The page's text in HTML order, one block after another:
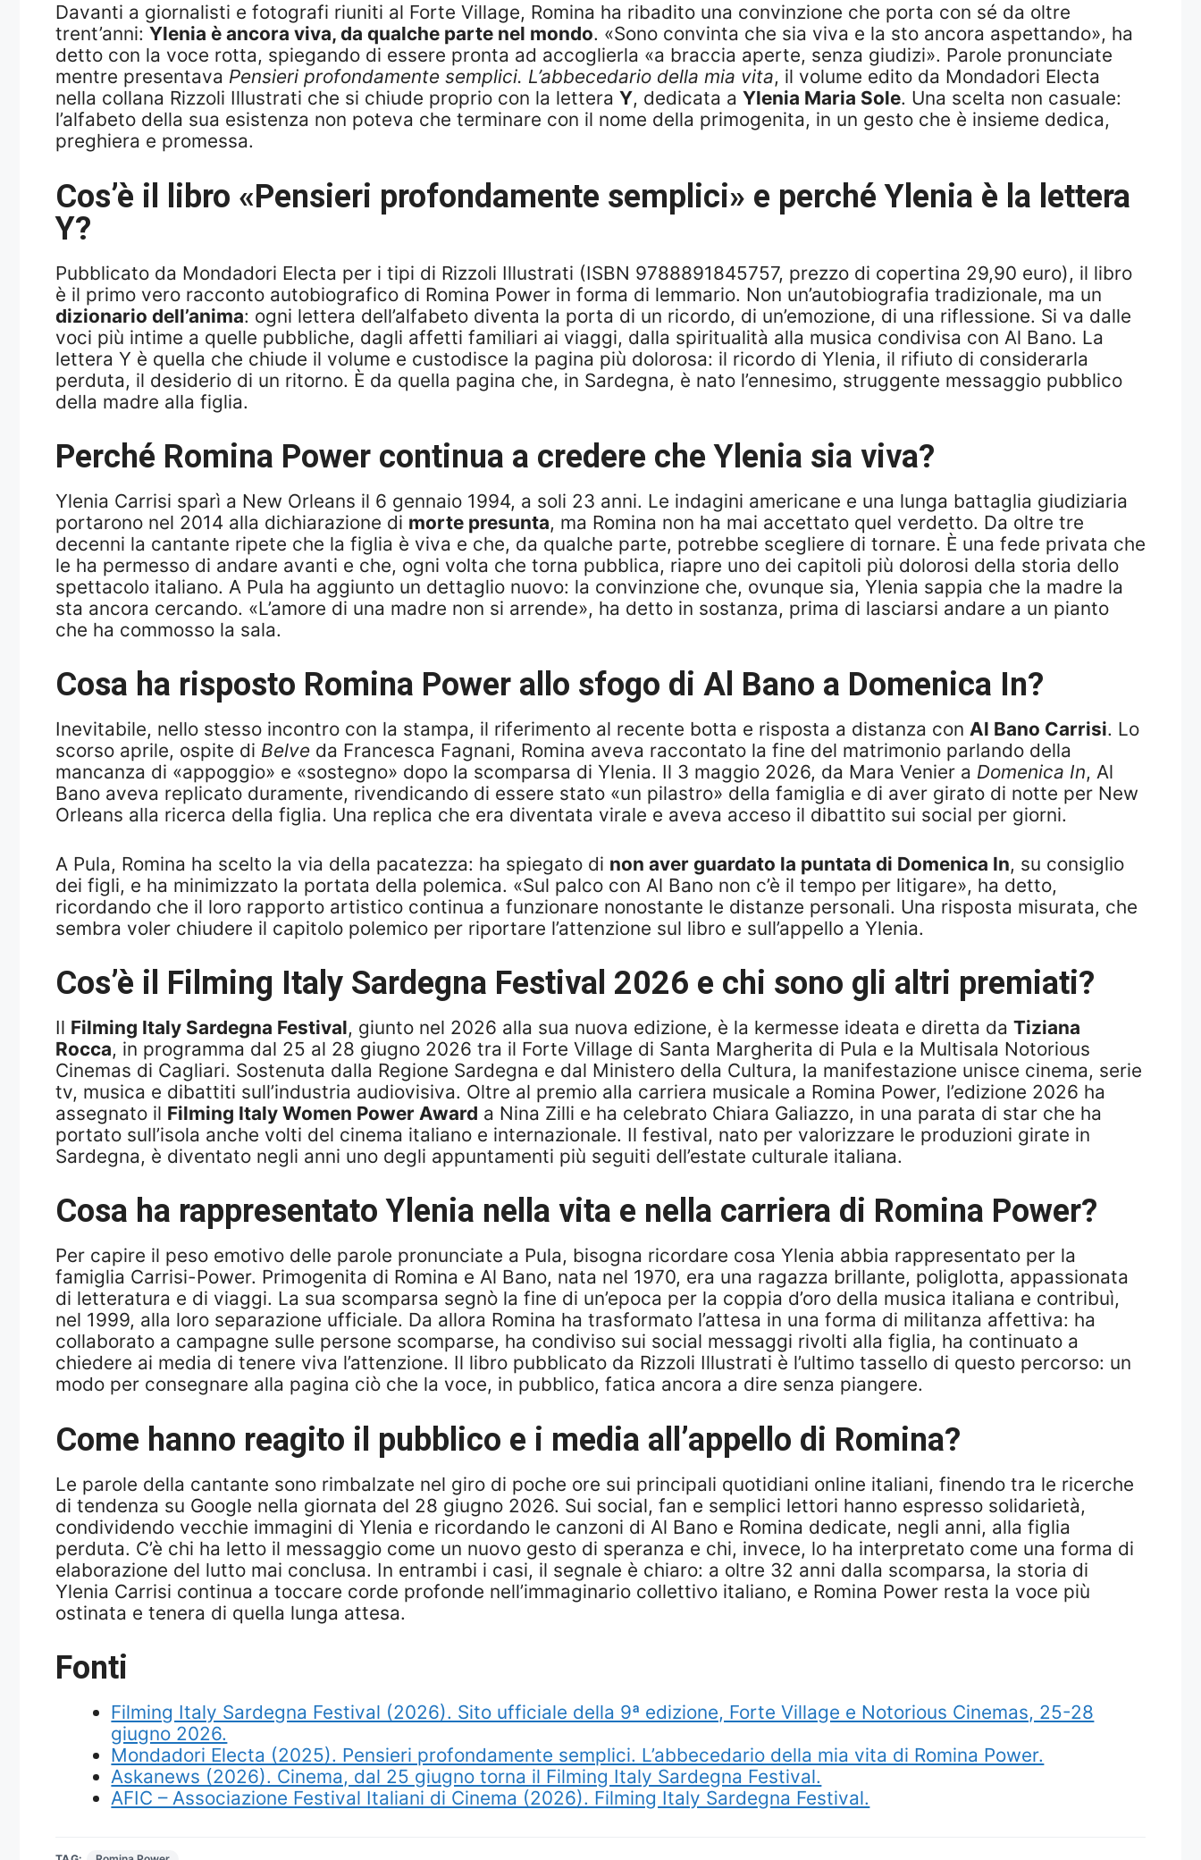
Davanti a giornalisti e fotografi riuniti al Forte Village, Romina ha ribadito una convinzione che porta con sé da oltre
trent’anni: Ylenia è ancora viva, da qualche parte nel mondo. «Sono convinta che sia viva e la sto ancora aspettando», ha
detto con la voce rotta, spiegando di essere pronta ad accoglierla «a braccia aperte, senza giudizi». Parole pronunciate
mentre presentava Pensieri profondamente semplici. L’abbecedario della mia vita, il volume edito da Mondadori Electa
nella collana Rizzoli Illustrati che si chiude proprio con la lettera Y, dedicata a Ylenia Maria Sole. Una scelta non casuale:
l’alfabeto della sua esistenza non poteva che terminare con il nome della primogenita, in un gesto che è insieme dedica,
preghiera e promessa.
Cos’è il libro «Pensieri profondamente semplici» e perché Ylenia è la lettera
Y?
Pubblicato da Mondadori Electa per i tipi di Rizzoli Illustrati (ISBN 9788891845757, prezzo di copertina 29,90 euro), il libro
è il primo vero racconto autobiografico di Romina Power in forma di lemmario. Non un’autobiografia tradizionale, ma un
dizionario dell’anima: ogni lettera dell’alfabeto diventa la porta di un ricordo, di un’emozione, di una riflessione. Si va dalle
voci più intime a quelle pubbliche, dagli affetti familiari ai viaggi, dalla spiritualità alla musica condivisa con Al Bano. La
lettera Y è quella che chiude il volume e custodisce la pagina più dolorosa: il ricordo di Ylenia, il rifiuto di considerarla
perduta, il desiderio di un ritorno. È da quella pagina che, in Sardegna, è nato l’ennesimo, struggente messaggio pubblico
della madre alla figlia.
Perché Romina Power continua a credere che Ylenia sia viva?
Ylenia Carrisi sparì a New Orleans il 6 gennaio 1994, a soli 23 anni. Le indagini americane e una lunga battaglia giudiziaria
portarono nel 2014 alla dichiarazione di morte presunta, ma Romina non ha mai accettato quel verdetto. Da oltre tre
decenni la cantante ripete che la figlia è viva e che, da qualche parte, potrebbe scegliere di tornare. È una fede privata che
le ha permesso di andare avanti e che, ogni volta che torna pubblica, riapre uno dei capitoli più dolorosi della storia dello
spettacolo italiano. A Pula ha aggiunto un dettaglio nuovo: la convinzione che, ovunque sia, Ylenia sappia che la madre la
sta ancora cercando. «L’amore di una madre non si arrende», ha detto in sostanza, prima di lasciarsi andare a un pianto
che ha commosso la sala.
Cosa ha risposto Romina Power allo sfogo di Al Bano a Domenica In?
Inevitabile, nello stesso incontro con la stampa, il riferimento al recente botta e risposta a distanza con Al Bano Carrisi. Lo
scorso aprile, ospite di Belve da Francesca Fagnani, Romina aveva raccontato la fine del matrimonio parlando della
mancanza di «appoggio» e «sostegno» dopo la scomparsa di Ylenia. Il 3 maggio 2026, da Mara Venier a Domenica In, Al
Bano aveva replicato duramente, rivendicando di essere stato «un pilastro» della famiglia e di aver girato di notte per New
Orleans alla ricerca della figlia. Una replica che era diventata virale e aveva acceso il dibattito sui social per giorni.
A Pula, Romina ha scelto la via della pacatezza: ha spiegato di non aver guardato la puntata di Domenica In, su consiglio
dei figli, e ha minimizzato la portata della polemica. «Sul palco con Al Bano non c’è il tempo per litigare», ha detto,
ricordando che il loro rapporto artistico continua a funzionare nonostante le distanze personali. Una risposta misurata, che
sembra voler chiudere il capitolo polemico per riportare l’attenzione sul libro e sull’appello a Ylenia.
Cos’è il Filming Italy Sardegna Festival 2026 e chi sono gli altri premiati?
Il Filming Italy Sardegna Festival, giunto nel 2026 alla sua nuova edizione, è la kermesse ideata e diretta da Tiziana
Rocca, in programma dal 25 al 28 giugno 2026 tra il Forte Village di Santa Margherita di Pula e la Multisala Notorious
Cinemas di Cagliari. Sostenuta dalla Regione Sardegna e dal Ministero della Cultura, la manifestazione unisce cinema, serie
tv, musica e dibattiti sull’industria audiovisiva. Oltre al premio alla carriera musicale a Romina Power, l’edizione 2026 ha
assegnato il Filming Italy Women Power Award a Nina Zilli e ha celebrato Chiara Galiazzo, in una parata di star che ha
portato sull’isola anche volti del cinema italiano e internazionale. Il festival, nato per valorizzare le produzioni girate in
Sardegna, è diventato negli anni uno degli appuntamenti più seguiti dell’estate culturale italiana.
Cosa ha rappresentato Ylenia nella vita e nella carriera di Romina Power?
Per capire il peso emotivo delle parole pronunciate a Pula, bisogna ricordare cosa Ylenia abbia rappresentato per la
famiglia Carrisi-Power. Primogenita di Romina e Al Bano, nata nel 1970, era una ragazza brillante, poliglotta, appassionata
di letteratura e di viaggi. La sua scomparsa segnò la fine di un’epoca per la coppia d’oro della musica italiana e contribuì,
nel 1999, alla loro separazione ufficiale. Da allora Romina ha trasformato l’attesa in una forma di militanza affettiva: ha
collaborato a campagne sulle persone scomparse, ha condiviso sui social messaggi rivolti alla figlia, ha continuato a
chiedere ai media di tenere viva l’attenzione. Il libro pubblicato da Rizzoli Illustrati è l’ultimo tassello di questo percorso: un
modo per consegnare alla pagina ciò che la voce, in pubblico, fatica ancora a dire senza piangere.
Come hanno reagito il pubblico e i media all’appello di Romina?
Le parole della cantante sono rimbalzate nel giro di poche ore sui principali quotidiani online italiani, finendo tra le ricerche
di tendenza su Google nella giornata del 28 giugno 2026. Sui social, fan e semplici lettori hanno espresso solidarietà,
condividendo vecchie immagini di Ylenia e ricordando le canzoni di Al Bano e Romina dedicate, negli anni, alla figlia
perduta. C’è chi ha letto il messaggio come un nuovo gesto di speranza e chi, invece, lo ha interpretato come una forma di
elaborazione del lutto mai conclusa. In entrambi i casi, il segnale è chiaro: a oltre 32 anni dalla scomparsa, la storia di
Ylenia Carrisi continua a toccare corde profonde nell’immaginario collettivo italiano, e Romina Power resta la voce più
ostinata e tenera di quella lunga attesa.
Fonti
Filming Italy Sardegna Festival (2026). Sito ufficiale della 9ª edizione, Forte Village e Notorious Cinemas, 25-28
giugno 2026.
Mondadori Electa (2025). Pensieri profondamente semplici. L’abbecedario della mia vita di Romina Power.
Askanews (2026). Cinema, dal 25 giugno torna il Filming Italy Sardegna Festival.
AFIC – Associazione Festival Italiani di Cinema (2026). Filming Italy Sardegna Festival.